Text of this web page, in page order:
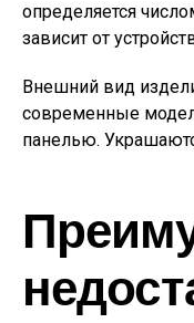
определяется
зависит от
Внешний вид
современные
панелью.